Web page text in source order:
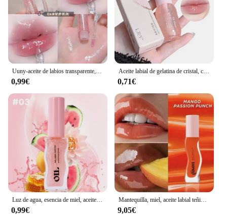
Uuny-aceite de labios transparente, brillo de agua, miel, hidratante, glaseado de labios, espejo, vidrio de Toot, estudiante
0,99€
Aceite labial de gelatina de cristal, capa hidratante para pintalabios, tinte de brillo de labios, suero labial transparente, bálsamo labial de fruta
0,71€
Luz de agua, esencia de miel, aceite de labios, hidratante de larga duración, brillo afrutado, gelatina, Reduce las líneas de los labios, lápiz labial líquido, brillo, maquillaje
0,99€
Mantequilla, miel, aceite labial teñido, bálsamo labial, coco, escarcha, sandía, azúcar, mango, pasión, punzón, miel, oro, Gisou
9,05€